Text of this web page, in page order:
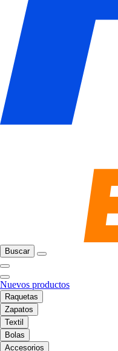
Buscar
Nuevos productos
Raquetas
Zapatos
Textil
Bolas
Accesorios